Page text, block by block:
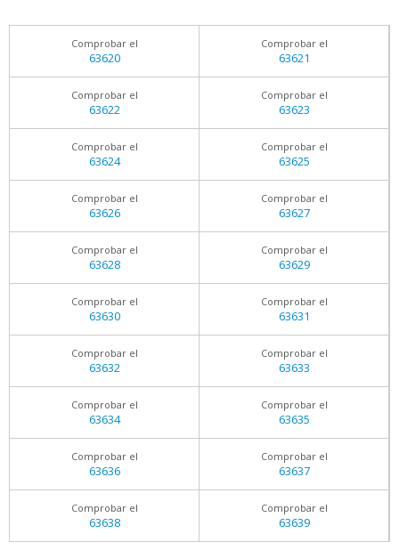
Comprobar el
63620
Comprobar el
63621
Comprobar el
63622
Comprobar el
63623
Comprobar el
63624
Comprobar el
63625
Comprobar el
63626
Comprobar el
63627
Comprobar el
63628
Comprobar el
63629
Comprobar el
63630
Comprobar el
63631
Comprobar el
63632
Comprobar el
63633
Comprobar el
63634
Comprobar el
63635
Comprobar el
63636
Comprobar el
63637
Comprobar el
63638
Comprobar el
63639